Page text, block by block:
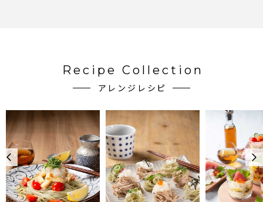
Recipe Collection
アレンジレシピ